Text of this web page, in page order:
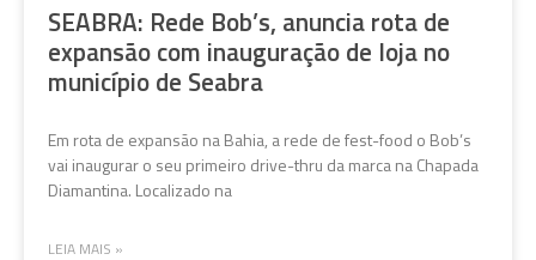
SEABRA: Rede Bob’s, anuncia rota de
expansão com inauguração de loja no
município de Seabra
Em rota de expansão na Bahia, a rede de fest-food o Bob’s
vai inaugurar o seu primeiro drive-thru da marca na Chapada
Diamantina. Localizado na
LEIA MAIS »